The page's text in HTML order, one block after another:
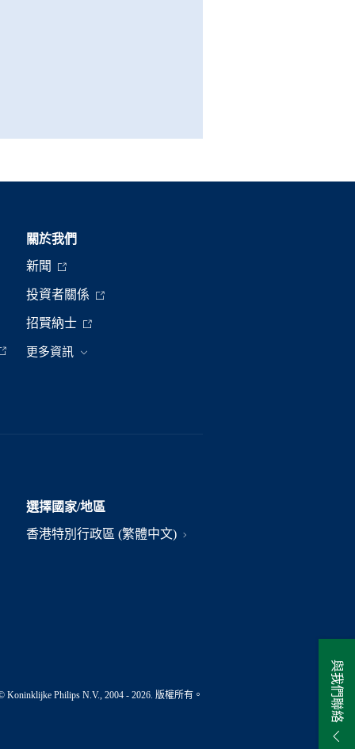
與我們聯絡
關於我們
新聞
投資者關係
招賢納士
更多資訊
選擇國家/地區
香港特別行政區 (繁體中文)
Koninklijke Philips N.V., 2004 - 2026. 版權所有。